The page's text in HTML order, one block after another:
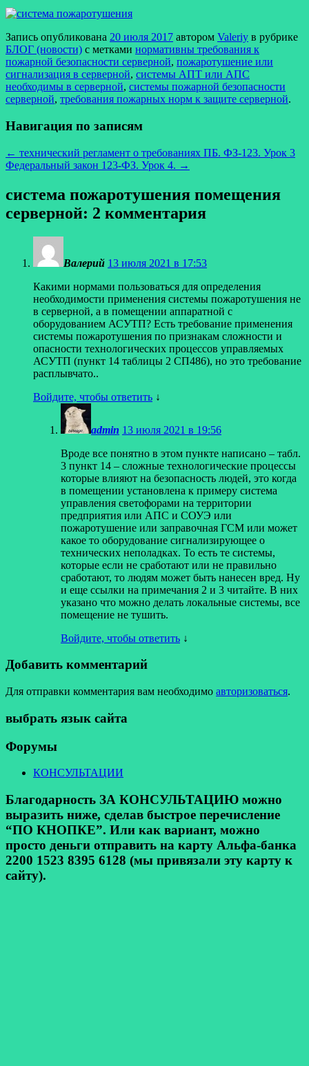
Запись опубликована 20 июля 2017 автором Valeriy в рубрике
БЛОГ (новости) с метками нормативны требования к
пожарной безопасности серверной, пожаротушение или
сигнализация в серверной, системы АПТ или АПС
необходимы в серверной, системы пожарной безопасности
серверной, требования пожарных норм к защите серверной.
Навигация по записям
← технический регламент о требованиях ПБ. ФЗ-123. Урок 3
Федеральный закон 123-ФЗ. Урок 4. →
система пожаротушения помещения
серверной: 2 комментария
Валерий 13 июля 2021 в 17:53
Какими нормами пользоваться для определения
необходимости применения системы пожаротушения не
в серверной, а в помещении аппаратной с
оборудованием АСУТП? Есть требование применения
системы пожаротушения по признакам сложности и
опасности технологических процессов управляемых
АСУТП (пункт 14 таблицы 2 СП486), но это требование
расплывчато..
Войдите, чтобы ответить ↓
admin 13 июля 2021 в 19:56
Вроде все понятно в этом пункте написано – табл.
3 пункт 14 – сложные технологические процессы
которые влияют на безопасность людей, это когда
в помещении установлена к примеру система
управления светофорами на территории
предприятия или АПС и СОУЭ или
пожаротушение или заправочная ГСМ или может
какое то оборудование сигнализирующее о
технических неполадках. То есть те системы,
которые если не сработают или не правильно
сработают, то людям может быть нанесен вред. Ну
и еще ссылки на примечания 2 и 3 читайте. В них
указано что можно делать локальные системы, все
помещение не тушить.
Войдите, чтобы ответить ↓
Добавить комментарий
Для отправки комментария вам необходимо авторизоваться.
выбрать язык сайта
Форумы
КОНСУЛЬТАЦИИ
Благодарность ЗА КОНСУЛЬТАЦИЮ можно
выразить ниже, сделав быстрое перечисление
“ПО КНОПКЕ”. Или как вариант, можно
просто деньги отправить на карту Альфа-банка
2200 1523 8395 6128 (мы привязали эту карту к
сайту).